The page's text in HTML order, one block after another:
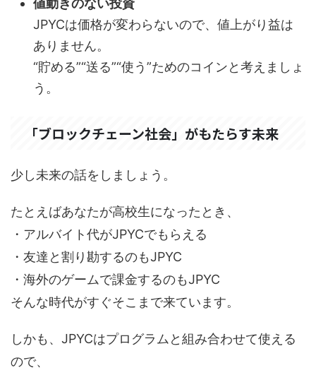
値動きのない投資
JPYCは価格が変わらないので、値上がり益は
ありません。
“貯める”“送る”“使う”ためのコインと考えましょ
う。
「ブロックチェーン社会」がもたらす未来
少し未来の話をしましょう。
たとえばあなたが高校生になったとき、
・アルバイト代がJPYCでもらえる
・友達と割り勘するのもJPYC
・海外のゲームで課金するのもJPYC
そんな時代がすぐそこまで来ています。
しかも、JPYCはプログラムと組み合わせて使える
ので、